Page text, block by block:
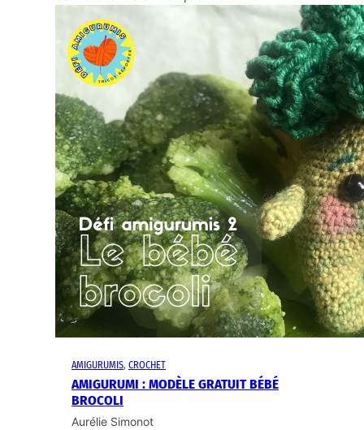
AMIGURUMIS, CROCHET
AMIGURUMI : MODÈLE GRATUIT BÉBÉ
BROCOLI
Aurélie Simonot